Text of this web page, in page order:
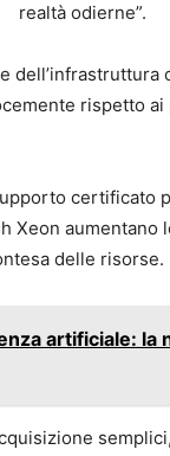
realtà odierne”.
dell’infrastruttura
rispetto
certificato
Xeon
delle risorse.
artificiale: la